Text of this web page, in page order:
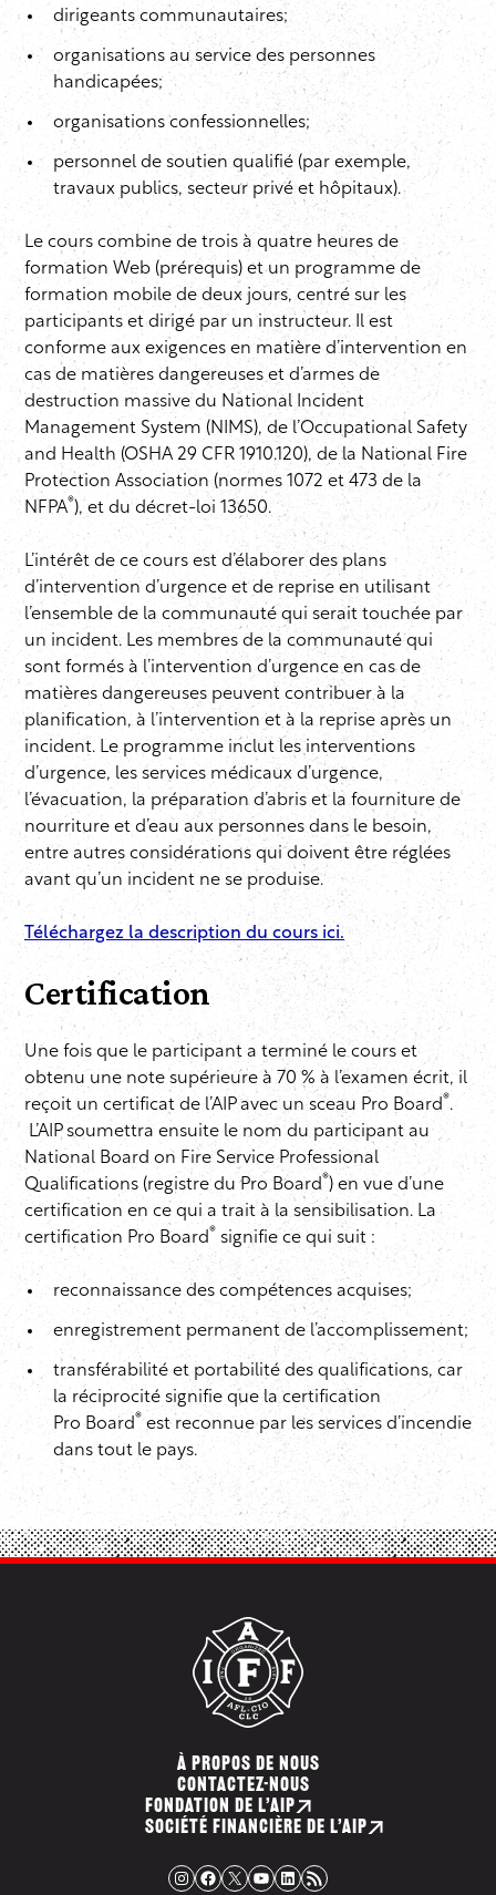
dirigeants communautaires;
organisations au service des personnes
handicapées;
organisations confessionnelles;
personnel de soutien qualifié (par exemple,
travaux publics, secteur privé et hôpitaux).
Le cours combine de trois à quatre heures de
formation Web (prérequis) et un programme de
formation mobile de deux jours, centré sur les
participants et dirigé par un instructeur. Il est
conforme aux exigences en matière d’intervention en
cas de matières dangereuses et d’armes de
destruction massive du National Incident
Management System (NIMS), de l’Occupational Safety
and Health (OSHA 29 CFR 1910.120), de la National Fire
Protection Association (normes 1072 et 473 de la
NFPA®), et du décret-loi 13650.
L’intérêt de ce cours est d’élaborer des plans
d’intervention d’urgence et de reprise en utilisant
l’ensemble de la communauté qui serait touchée par
un incident. Les membres de la communauté qui
sont formés à l’intervention d’urgence en cas de
matières dangereuses peuvent contribuer à la
planification, à l’intervention et à la reprise après un
incident. Le programme inclut les interventions
d’urgence, les services médicaux d’urgence,
l’évacuation, la préparation d’abris et la fourniture de
nourriture et d’eau aux personnes dans le besoin,
entre autres considérations qui doivent être réglées
avant qu’un incident ne se produise.
Téléchargez la description du cours ici.
Certification
Une fois que le participant a terminé le cours et
obtenu une note supérieure à 70 % à l’examen écrit, il
reçoit un certificat de l’AIP avec un sceau Pro Board®.
L’AIP soumettra ensuite le nom du participant au
National Board on Fire Service Professional
Qualifications (registre du Pro Board®) en vue d’une
certification en ce qui a trait à la sensibilisation. La
certification Pro Board® signifie ce qui suit :
reconnaissance des compétences acquises;
enregistrement permanent de l’accomplissement;
transférabilité et portabilité des qualifications, car
la réciprocité signifie que la certification
Pro Board®est reconnue par les services d’incendie
dans tout le pays.
À PROPOS DE NOUS
CONTACTEZ-NOUS
FONDATION DE L’AIP
SOCIÉTÉ FINANCIÈRE DE L’AIP
Instagram Facebook X YouTube LinkedIn Flux RSS